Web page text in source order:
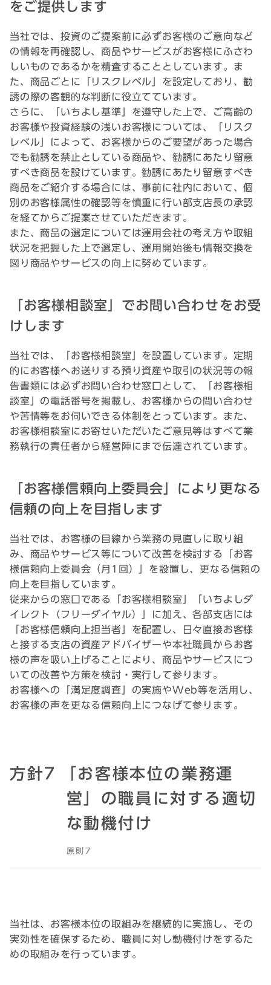
をご提供します
当社では、投資のご提案前に必ずお客様のご意向など
の情報を再確認し、商品やサービスがお客様にふさわ
しいものであるかを精査することとしています。ま
た、商品ごとに「リスクレベル」を設定しており、勧
誘の際の客観的な判断に役立てています。
さらに、「いちよし基準」を遵守した上で、ご高齢の
お客様や投資経験の浅いお客様については、「リスク
レベル」によって、お客様からのご要望があった場合
でも勧誘を禁止としている商品や、勧誘にあたり留意
すべき商品を設けています。勧誘にあたり留意すべき
商品をご紹介する場合には、事前に社内において、個
別のお客様属性の確認等を慎重に行い部支店長の承認
を経てからご提案させていただきます。
また、商品の選定については運用会社の考え方や取組
状況を把握した上で選定し、運用開始後も情報交換を
図り商品やサービスの向上に努めています。
「お客様相談室」でお問い合わせをお受
けします
当社では、「お客様相談室」を設置しています。定期
的にお客様へお送りする預り資産や取引の状況等の報
告書類には必ずお問い合わせ窓口として、「お客様相
談室」の電話番号を掲載し、お客様からの問い合わせ
や苦情等をお伺いできる体制をとっています。また、
お客様相談室にお寄せいただいたご意見等はすべて業
務執行の責任者から経営陣にまで伝達されています。
「お客様信頼向上委員会」により更なる
信頼の向上を目指します
当社では、お客様の目線から業務の見直しに取り組
み、商品やサービス等について改善を検討する「お客
様信頼向上委員会（月1回）」を設置し、更なる信頼の
向上を目指しています。
従来からの窓口である「お客様相談室」「いちよしダ
イレクト（フリーダイヤル）」に加え、各部支店には
「お客様信頼向上担当者」を配置し、日々直接お客様
と接する支店の資産アドバイザーや本社職員からお客
様の声を吸い上げることにより、商品やサービスにつ
いての改善や方策を検討・実行して参ります。
お客様への「満足度調査」の実施やWeb等を活用し、
お客様の声を更なる信頼向上につなげて参ります。
方針7
｢お客様本位の業務運
営」の職員に対する適切
な動機付け
原則7
当社は、お客様本位の取組みを継続的に実施し、その
実効性を確保するため、職員に対し動機付けをするた
めの取組みを行っています。